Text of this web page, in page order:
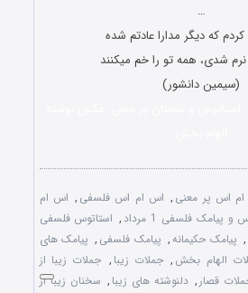
…
کردم که دیگر مدارا عادتم شده
شدی، همه تو را خم میکنند
(سیمین دانشور)
اس پر معنی , اس ام اس فلسفی , اس ام
پیامک فلسفی 1 مرداد , استاتوس فلسفی
, پیامک حکیمانه, پیامک فلسفی , پیامک های
الهام بخش , جملات زیبا , جملات زیبا از
قصار , دلنوشته های زیبا , سخنان زیبا از